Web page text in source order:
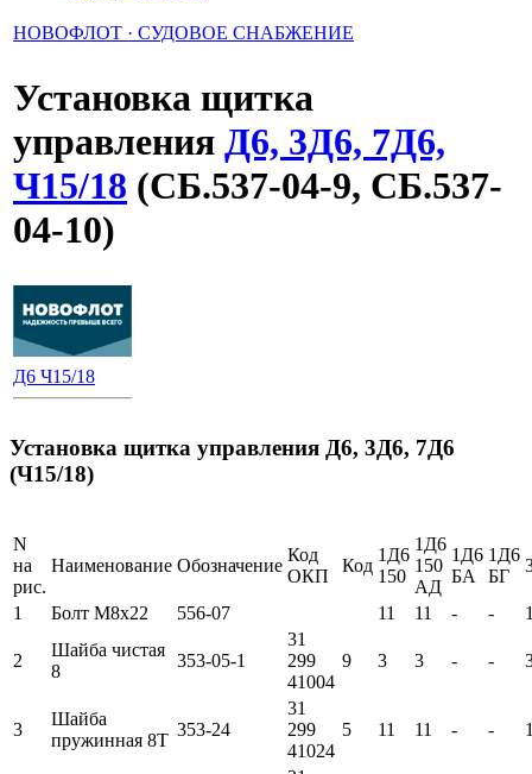
НОВОФЛОТ · СУДОВОЕ СНАБЖЕНИЕ
Установка щитка
управления Д6, 3Д6, 7Д6,
Ч15/18 (СБ.537-04-9, СБ.537-
04-10)
Д6 Ч15/18
Установка щитка управления Д6, 3Д6, 7Д6
(Ч15/18)
N
на
рис.
Наименование Обозначение
Код
ОКП
Код
1Д6
150
1Д6
150
АД
1Д6
БА
1Д6
БГ
1 Болт М8х22 556-07 11 11 - -
2
Шайба чистая
8
353-05-1
31
299
41004
9 3 3 - -
3
Шайба
пружинная 8Т
353-24
31
299
41024
5 11 11 - -